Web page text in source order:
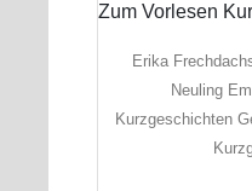
Erika
Neuling
Kurzgeschichten